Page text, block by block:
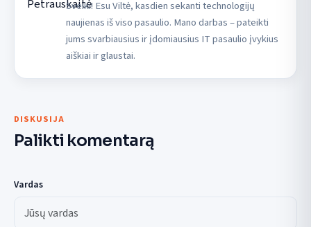
Sveiki! Esu Viltė, kasdien sekanti technologijų
naujienas iš viso pasaulio. Mano darbas – pateikti
jums svarbiausius ir įdomiausius IT pasaulio įvykius
aiškiai ir glaustai.
DISKUSIJA
Palikti komentarą
Vardas